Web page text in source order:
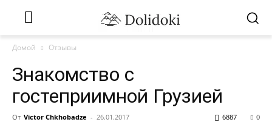
Домой Отзывы
Знакомство с
гостеприимной Грузией
От Victor Chkhobadze - 26.01.2017 0
6887